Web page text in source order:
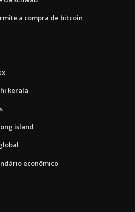
a compra de bitcoin
kerala
island
econômico